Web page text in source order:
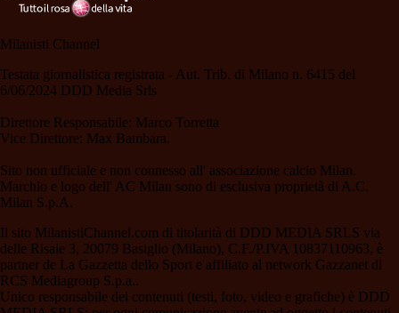
Milanisti Channel
Testata giornalistica registrata - Aut. Trib. di Milano n. 6415 del
6/06/2024 DDD Media Srls
Direttore Responsabile: Marco Torretta
Vice Direttore: Max Bambara.
Sito non ufficiale e non connesso all' associazione calcio Milan.
Marchio e logo dell' AC Milan sono di esclusiva proprietà di A.C.
Milan S.p.A.
Il sito MilanistiChannel.com di titolarità di DDD MEDIA SRLS via
delle Risaie 3, 20079 Basiglio (Milano), C.F./P.IVA 10837110963, è
partner de La Gazzetta dello Sport e affiliato al network Gazzanet di
RCS Mediagroup S.p.a..
Unico responsabile dei contenuti (testi, foto, video e grafiche) è DDD